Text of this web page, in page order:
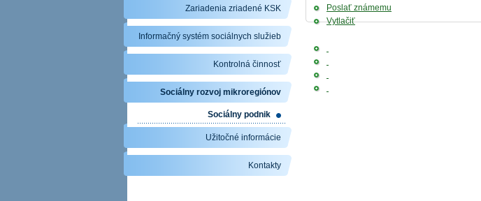
Poslať známemu
Vytlačiť
Zariadenia zriadené KSK
Informačný systém sociálnych služieb
Kontrolná činnosť
Sociálny rozvoj mikroregiónov
Sociálny podnik
Užitočné informácie
Kontakty